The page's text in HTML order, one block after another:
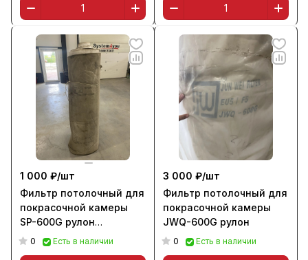
1 000 ₽/шт
Фильтр потолочный для
покрасочной камеры
SP-600G рулон
(790х160х2 см)
0 Есть в наличии
3 000 ₽/шт
Фильтр потолочный для
покрасочной камеры
JWQ-600G рулон
0 Есть в наличии